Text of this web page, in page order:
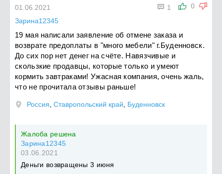
0
 1
01.06.2021
Зарина12345
19 мая написали заявление об отмене заказа и
возврате предоплаты в "много мебели" г.Буденновск.
До сих пор нет денег на счёте. Навязчивые и
скользкие продавцы, которые только и умеют
кормить завтраками! Ужасная компания, очень жаль,
что не прочитала отзывы раньше!
Россия Ставропольский край Буденновск
Жалоба решена
Зарина12345
03.06.2021
Деньги возвращены 3 июня